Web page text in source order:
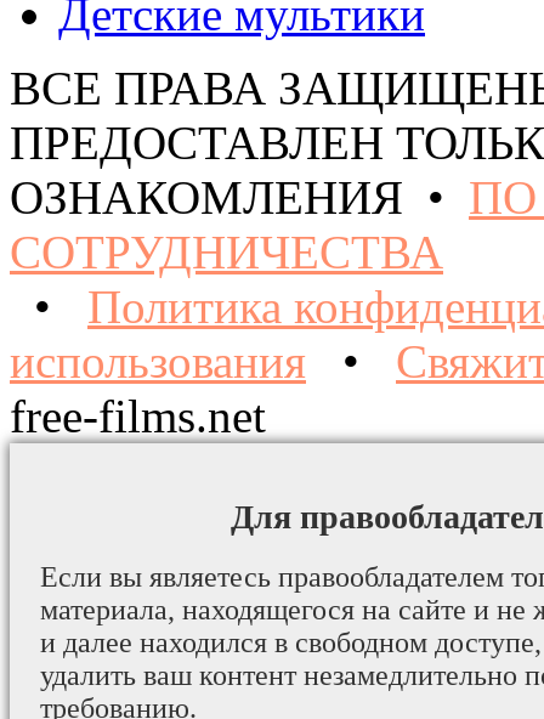
Детские мультики
ВСЕ ПРАВА
ПРЕДОСТАВЛЕН
ОЗНАКОМЛЕНИЯ •
СОТРУДНИЧЕСТВА
• Политика
использования •
free-films.net
Для
Если вы являетесь правообладателем
материала, находящегося на сайте и не
и далее находился в свободном
удалить ваш контент незамедлительно
требованию.